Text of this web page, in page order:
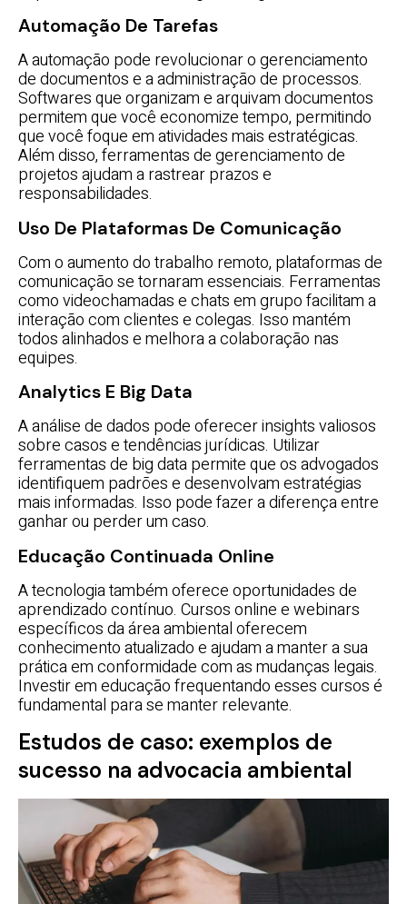
Automação De Tarefas
A automação pode revolucionar o gerenciamento
de documentos e a administração de processos.
Softwares que organizam e arquivam documentos
permitem que você economize tempo, permitindo
que você foque em atividades mais estratégicas.
Além disso, ferramentas de gerenciamento de
projetos ajudam a rastrear prazos e
responsabilidades.
Uso De Plataformas De Comunicação
Com o aumento do trabalho remoto, plataformas de
comunicação se tornaram essenciais. Ferramentas
como videochamadas e chats em grupo facilitam a
interação com clientes e colegas. Isso mantém
todos alinhados e melhora a colaboração nas
equipes.
Analytics E Big Data
A análise de dados pode oferecer insights valiosos
sobre casos e tendências jurídicas. Utilizar
ferramentas de big data permite que os advogados
identifiquem padrões e desenvolvam estratégias
mais informadas. Isso pode fazer a diferença entre
ganhar ou perder um caso.
Educação Continuada Online
A tecnologia também oferece oportunidades de
aprendizado contínuo. Cursos online e webinars
específicos da área ambiental oferecem
conhecimento atualizado e ajudam a manter a sua
prática em conformidade com as mudanças legais.
Investir em educação frequentando esses cursos é
fundamental para se manter relevante.
Estudos de caso: exemplos de
sucesso na advocacia ambiental